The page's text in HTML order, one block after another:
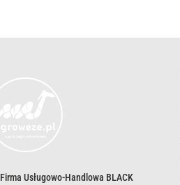
Firma Usługowo-Handlowa BLACK